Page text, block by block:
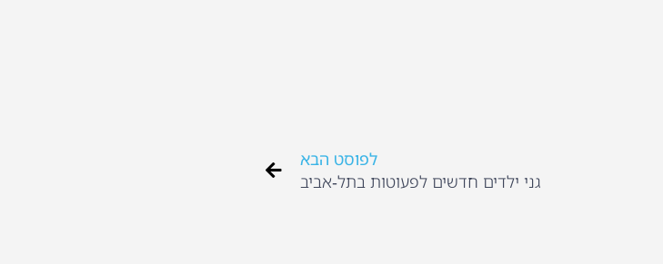
לפוסט הבא
גני ילדים חדשים לפעוטות בתל-אביב